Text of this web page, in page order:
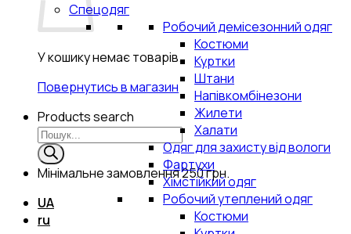
У кошику немає товарів.
Повернутись в магазин
Products search
Мінімальне замовлення250 грн.
UA
ru
Спецодяг
Робочий демісезонний одяг
Костюми
Куртки
Штани
Напівкомбінезони
Жилети
Халати
Одяг для захисту від вологи
Фартухи
Хімстійкий одяг
Робочий утеплений одяг
Костюми